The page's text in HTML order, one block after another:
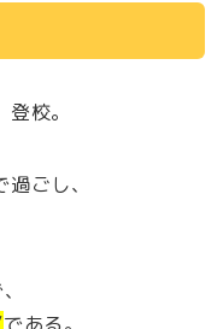
校。
ごし、
である。